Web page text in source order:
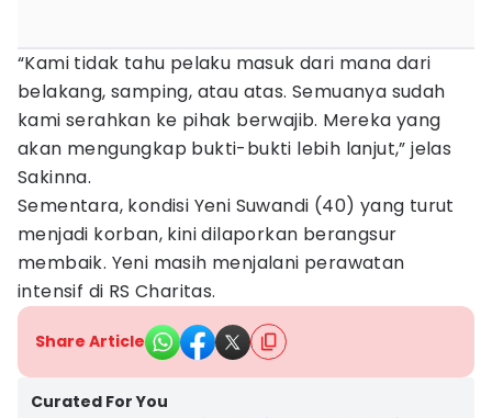
“Kami tidak tahu pelaku masuk dari mana dari
belakang, samping, atau atas. Semuanya sudah
kami serahkan ke pihak berwajib. Mereka yang
akan mengungkap bukti-bukti lebih lanjut,” jelas
Sakinna.
Sementara, kondisi Yeni Suwandi (40) yang turut
menjadi korban, kini dilaporkan berangsur
membaik. Yeni masih menjalani perawatan
intensif di RS Charitas.
Share Article
Curated For You